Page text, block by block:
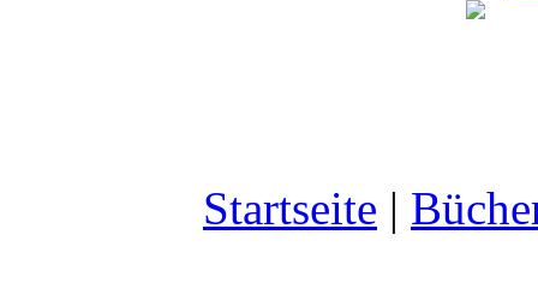
Startseite |